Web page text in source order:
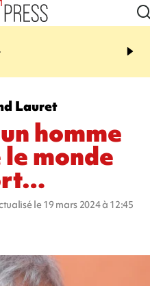
20:17
routière, concours de
Lauret
homme
monde
le 19 mars 2024 à 12:45